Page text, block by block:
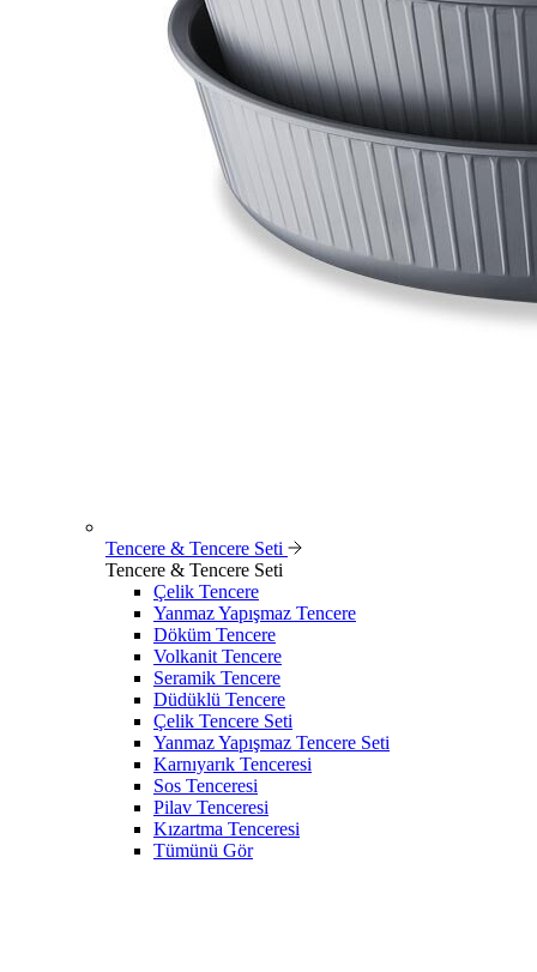
Tencere & Tencere Seti
Tencere & Tencere Seti
Çelik Tencere
Yanmaz Yapışmaz Tencere
Döküm Tencere
Volkanit Tencere
Seramik Tencere
Düdüklü Tencere
Çelik Tencere Seti
Yanmaz Yapışmaz Tencere Seti
Karnıyarık Tenceresi
Sos Tenceresi
Pilav Tenceresi
Kızartma Tenceresi
Tümünü Gör